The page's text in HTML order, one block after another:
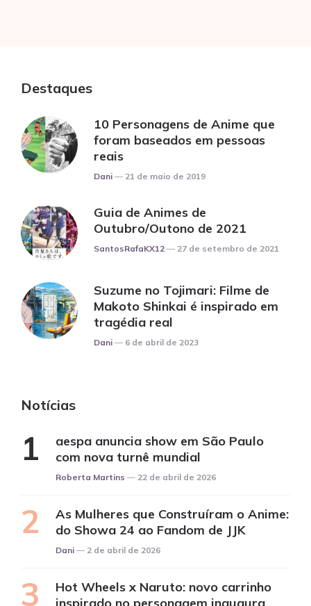
Destaques
10 Personagens de Anime que
foram baseados em pessoas
reais
Posted
Dani 21 de maio de 2019
Guia de Animes de
Outubro/Outono de 2021
Posted
SantosRafaKX12 27 de setembro de 2021
Suzume no Tojimari: Filme de
Makoto Shinkai é inspirado em
tragédia real
Posted
Dani 6 de abril de 2023
Notícias
aespa anuncia show em São Paulo
com nova turnê mundial
Posted
Roberta Martins 22 de abril de 2026
As Mulheres que Construíram o Anime:
do Showa 24 ao Fandom de JJK
Posted
Dani 2 de abril de 2026
Hot Wheels x Naruto: novo carrinho
inspirado no personagem inaugura